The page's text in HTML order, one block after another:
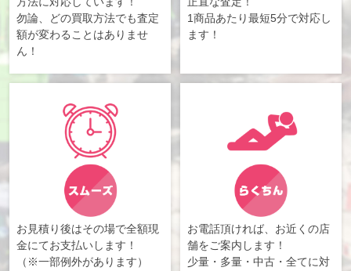
勿論、どの買取方法でも査定
額が変わることはありませ
ん！
1商品あたり最短5分で対応し
ます！
お見積り後はその場で全額現
金にてお支払いします！
（※一部例外があります）
お電話頂ければ、お近くの店
舗をご案内します！
少量・多量・中古・全てに対